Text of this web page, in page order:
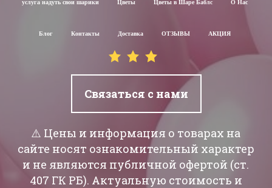
услуга надуть свои шарики Цветы Цветы в Шаре Баблс О Нас
Блог Контакты Доставка ОТЗЫВЫ АКЦИЯ
Связаться с нами
⚠️ Цены и информация о товарах на
сайте носят ознакомительный характер
и не являются публичной офертой (ст.
407 ГК РБ). Актуальную стоимость и